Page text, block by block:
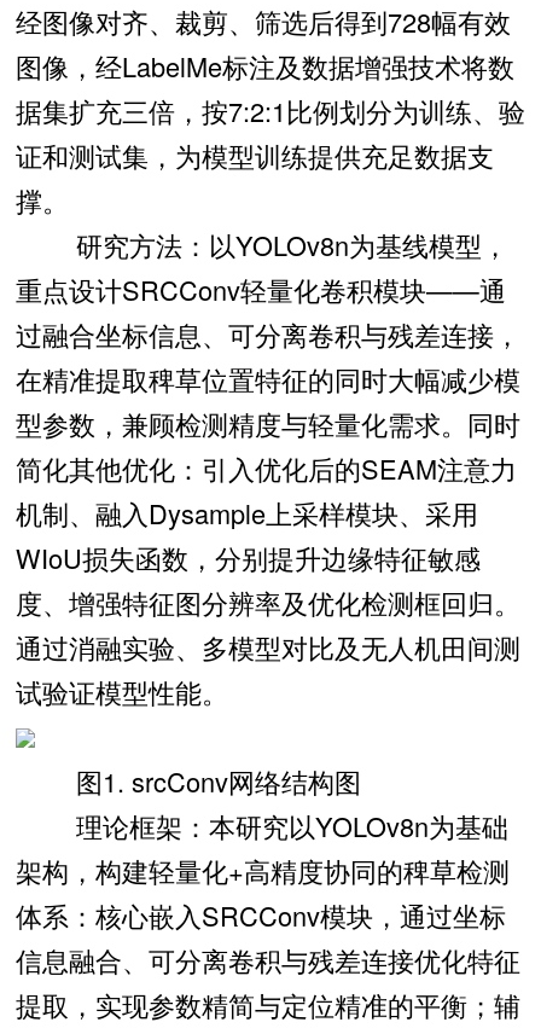
经图像对齐、裁剪、筛选后得到728幅有效
图像，经LabelMe标注及数据增强技术将数
据集扩充三倍，按7:2:1比例划分为训练、验
证和测试集，为模型训练提供充足数据支
撑。
研究方法：以YOLOv8n为基线模型，
重点设计SRCConv轻量化卷积模块——通
过融合坐标信息、可分离卷积与残差连接，
在精准提取稗草位置特征的同时大幅减少模
型参数，兼顾检测精度与轻量化需求。同时
简化其他优化：引入优化后的SEAM注意力
机制、融入Dysample上采样模块、采用
WIoU损失函数，分别提升边缘特征敏感
度、增强特征图分辨率及优化检测框回归。
通过消融实验、多模型对比及无人机田间测
试验证模型性能。
图1. srcConv网络结构图
理论框架：本研究以YOLOv8n为基础
架构，构建轻量化+高精度协同的稗草检测
体系：核心嵌入SRCConv模块，通过坐标
信息融合、可分离卷积与残差连接优化特征
提取，实现参数精简与定位精准的平衡；辅